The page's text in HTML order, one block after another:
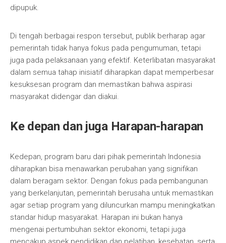
dipupuk.
Di tengah berbagai respon tersebut, publik berharap agar
pemerintah tidak hanya fokus pada pengumuman, tetapi
juga pada pelaksanaan yang efektif. Keterlibatan masyarakat
dalam semua tahap inisiatif diharapkan dapat memperbesar
kesuksesan program dan memastikan bahwa aspirasi
masyarakat didengar dan diakui.
Ke depan dan juga Harapan-harapan
Kedepan, program baru dari pihak pemerintah Indonesia
diharapkan bisa menawarkan perubahan yang signifikan
dalam beragam sektor. Dengan fokus pada pembangunan
yang berkelanjutan, pemerintah berusaha untuk memastikan
agar setiap program yang diluncurkan mampu meningkatkan
standar hidup masyarakat. Harapan ini bukan hanya
mengenai pertumbuhan sektor ekonomi, tetapi juga